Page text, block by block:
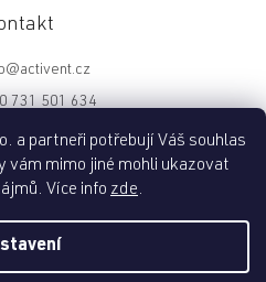
a partneři potřebují Váš souhlas
mimo jiné mohli ukazovat
Více info zde.
@activent.cz
731 501 634
activentcz